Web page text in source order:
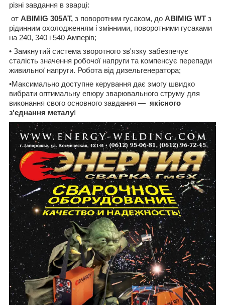
різні завдання в зварці:
от ABIMIG 305AT, з поворотним гусаком, до ABIMIG WT з
рідинним охолодженням і змінними, поворотними гусаками
на 240, 340 і 540 Амперів;
• Замкнутий система зворотного зв'язку забезпечує
сталість значення робочої напруги та компенсує перепади
живильної напруги. Робота від дизельгенератора;
•Максимально доступне керування дає змогу швидко
вибрати оптимальну епюру зварювального струму для
виконання свого основного завдання — якісного
з'єднання металу!